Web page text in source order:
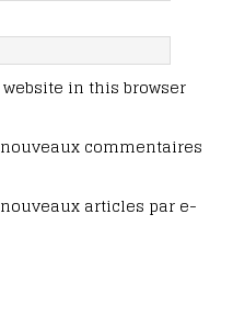
in this browser
commentaires
articles par e-